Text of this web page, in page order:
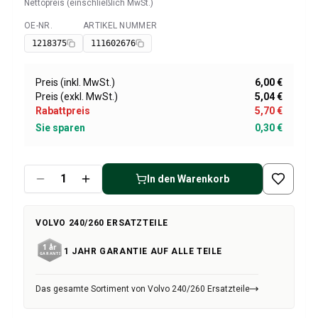
Volvo 1800 Kraftstoff-/Auspuffanlage
Volvo 1800 KarosserieErsatzteile
Volvo 1800 Motor Drosselklappengestänge
Volvo 1800 MotorErsatzteile
Volvo 1800 Elektrische Ausrüstung
Volvo 1800 Vorderradaufhängung
Volvo 1800 InnenausstattungsErsatzteile
Volvo 1800 Heizungsanlage/Frischluft (1961-73)
Volvo 1800 Sonstiges
Volvo 140/164 Ersatzteile
Volvo 140/164 KarosserieErsatzteile
Volvo 140/164 Kühlsystem
Nettopreis (einschließlich MwSt.)
Verfügbar
OE-NR.
1218375
ARTIKEL NUMMER
111602676
Preis (inkl. MwSt.)
6,00 €
Preis (exkl. MwSt.)
5,04 €
Rabattpreis
5,70 €
Sie sparen
0,30 €
In den Warenkorb
VOLVO 240/260 ERSATZTEILE
1 JAHR GARANTIE AUF ALLE TEILE
Das gesamte Sortiment von Volvo 240/260 Ersatzteile